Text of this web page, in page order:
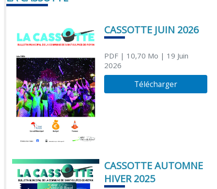
CASSOTTE JUIN 2026
PDF| 10,70 Mo | 19 Juin
2026
Télécharger
CASSOTTE AUTOMNE
HIVER 2025